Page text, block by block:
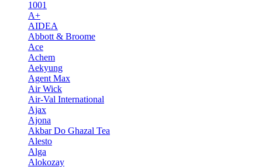
1001
A+
AIDEA
Abbott & Broome
Ace
Achem
Aekyung
Agent Max
Air Wick
Air-Val International
Ajax
Ajona
Akbar Do Ghazal Tea
Alesto
Alga
Alokozay